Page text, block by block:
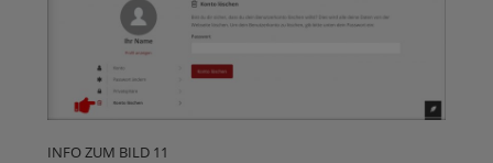
INFO ZUM BILD 11